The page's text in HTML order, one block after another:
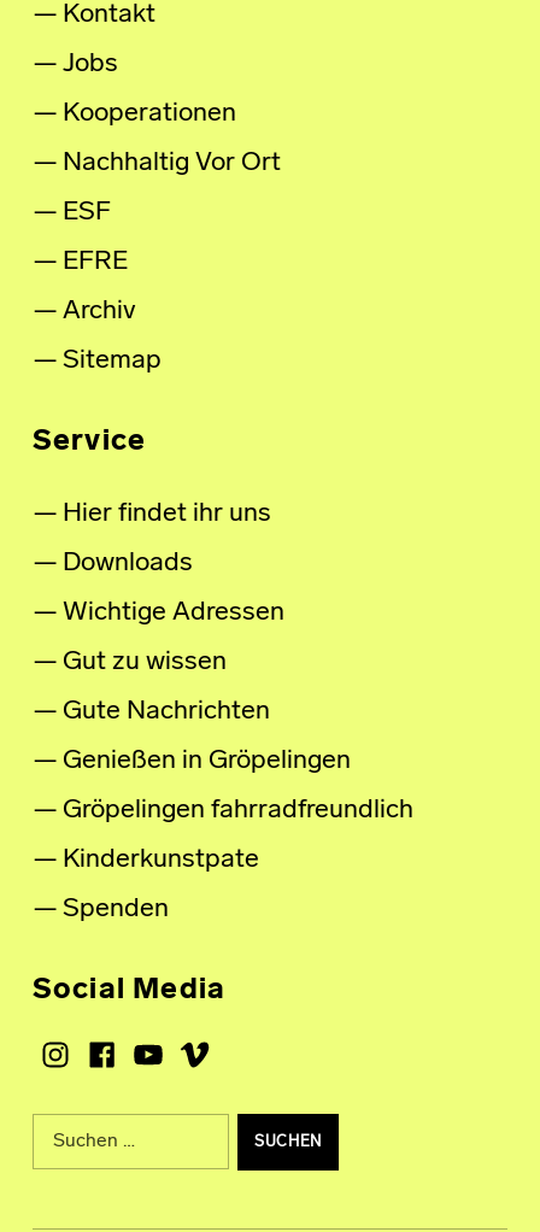
Kontakt
Jobs
Kooperationen
Nachhaltig Vor Ort
ESF
EFRE
Archiv
Sitemap
Service
Hier findet ihr uns
Downloads
Wichtige Adressen
Gut zu wissen
Gute Nachrichten
Genießen in Gröpelingen
Gröpelingen fahrradfreundlich
Kinderkunstpate
Spenden
Social Media
Instagram
Facebook
Youtube
Vimeo
Suche nach: